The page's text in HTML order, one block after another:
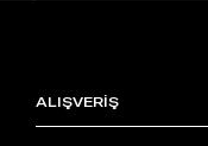
ALIŞVERİŞ